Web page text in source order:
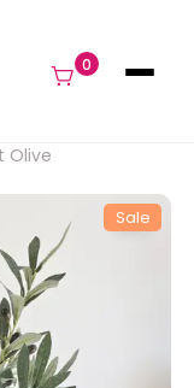
0
Olive
Sale